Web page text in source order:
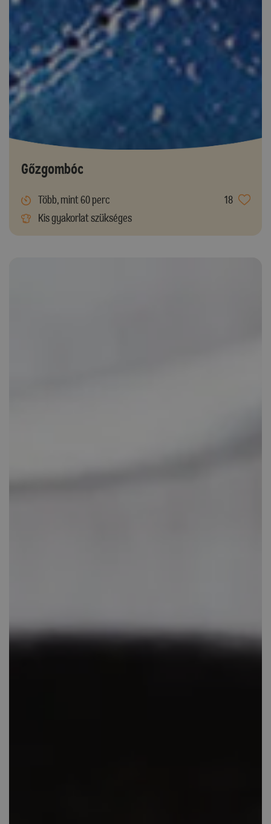
Gőzgombóc
Több, mint 60 perc
18
Kis gyakorlat szükséges